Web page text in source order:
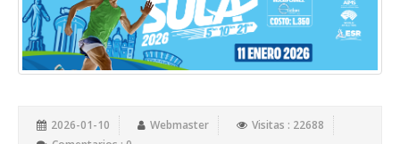
2026-01-10 Webmaster
Visitas : 22688